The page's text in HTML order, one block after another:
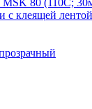
80 (110С;
с клеящей